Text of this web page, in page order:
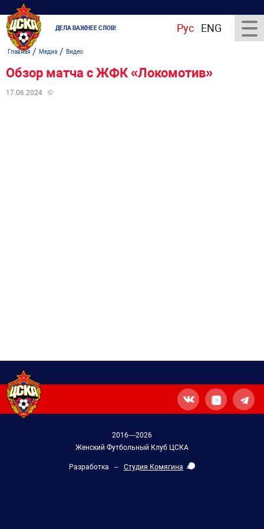
ДЕЛА ВАЖНЕЕ СЛОВ! Рус ENG
Главная/ Медиа / Видео
Обзор матча с ЖФК «Локомотив»
17.06.2024 ©
2016—2026
Женский Футбольный Клуб ЦСКА
Разработка – Студия Комягина